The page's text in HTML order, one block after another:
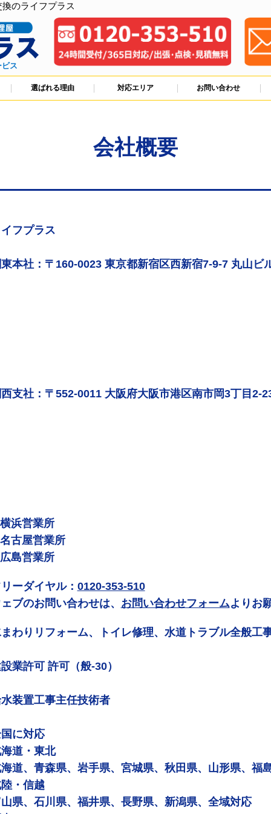
のライフプラス
ス
選ばれる理由 対応エリア お問い合わせ
会社概要
イフプラス
東本社：〒160-0023 東京都新宿区西新宿7-9-7 丸山ビ
西支社：〒552-0011 大阪府大阪市港区南市岡3丁目2-
浜営業所
古屋営業所
島営業所
ーダイヤル： 0120-353-510
ブのお問い合わせは、 お問い合わせフォームよりお
わりリフォーム、トイレ修理、水道トラブル全般工
業許可 許可（般-30）
装置工事主任技術者
に対応
道・東北
道、青森県、岩手県、宮城県、秋田県、山形県、福
・信越
県、石川県、福井県、長野県、新潟県、全域対応